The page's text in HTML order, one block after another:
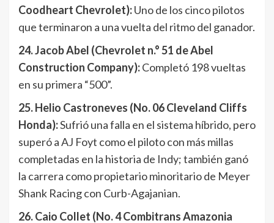
Coodheart Chevrolet):Uno de los cinco pilotos
que terminaron a una vuelta del ritmo del ganador.
24. Jacob Abel (Chevrolet n.° 51 de Abel
Construction Company):Completó 198 vueltas
en su primera “500”.
25. Helio Castroneves (No. 06 Cleveland Cliffs
Honda):Sufrió una falla en el sistema híbrido, pero
superó a AJ Foyt como el piloto con más millas
completadas en la historia de Indy; también ganó
la carrera como propietario minoritario de Meyer
Shank Racing con Curb-Agajanian.
26. Caio Collet (No. 4 Combitrans Amazonia